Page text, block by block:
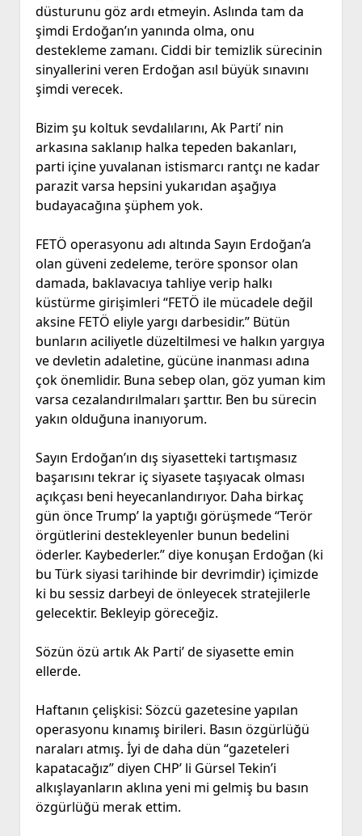
düsturunu göz ardı etmeyin. Aslında tam da
şimdi Erdoğan’ın yanında olma, onu
destekleme zamanı. Ciddi bir temizlik sürecinin
sinyallerini veren Erdoğan asıl büyük sınavını
şimdi verecek.
Bizim şu koltuk sevdalılarını, Ak Parti’ nin
arkasına saklanıp halka tepeden bakanları,
parti içine yuvalanan istismarcı rantçı ne kadar
parazit varsa hepsini yukarıdan aşağıya
budayacağına şüphem yok.
FETÖ operasyonu adı altında Sayın Erdoğan’a
olan güveni zedeleme, teröre sponsor olan
damada, baklavacıya tahliye verip halkı
küstürme girişimleri “FETÖ ile mücadele değil
aksine FETÖ eliyle yargı darbesidir.” Bütün
bunların aciliyetle düzeltilmesi ve halkın yargıya
ve devletin adaletine, gücüne inanması adına
çok önemlidir. Buna sebep olan, göz yuman kim
varsa cezalandırılmaları şarttır. Ben bu sürecin
yakın olduğuna inanıyorum.
Sayın Erdoğan’ın dış siyasetteki tartışmasız
başarısını tekrar iç siyasete taşıyacak olması
açıkçası beni heyecanlandırıyor. Daha birkaç
gün önce Trump’ la yaptığı görüşmede “Terör
örgütlerini destekleyenler bunun bedelini
öderler. Kaybederler.” diye konuşan Erdoğan (ki
bu Türk siyasi tarihinde bir devrimdir) içimizde
ki bu sessiz darbeyi de önleyecek stratejilerle
gelecektir. Bekleyip göreceğiz.
Sözün özü artık Ak Parti’ de siyasette emin
ellerde.
Haftanın çelişkisi: Sözcü gazetesine yapılan
operasyonu kınamış birileri. Basın özgürlüğü
naraları atmış. İyi de daha dün “gazeteleri
kapatacağız” diyen CHP’ li Gürsel Tekin’i
alkışlayanların aklına yeni mi gelmiş bu basın
özgürlüğü merak ettim.